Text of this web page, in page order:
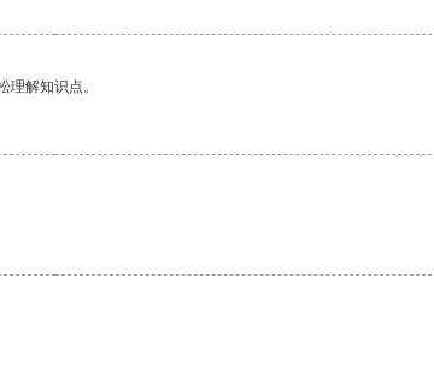
解知识点。